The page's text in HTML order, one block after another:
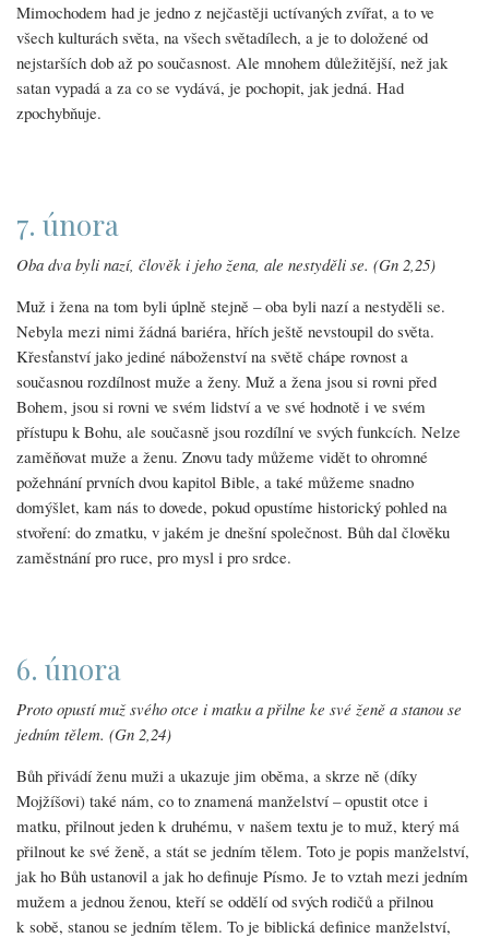
Mimochodem had je jedno z nejčastěji uctívaných zvířat, a to ve
všech kulturách světa, na všech světadílech, a je to doložené od
nejstarších dob až po současnost. Ale mnohem důležitější, než jak
satan vypadá a za co se vydává, je pochopit, jak jedná. Had
zpochybňuje.
7. února
Oba dva byli nazí, člověk i jeho žena, ale nestyděli se. (Gn 2,25)
Muž i žena na tom byli úplně stejně – oba byli nazí a nestyděli se.
Nebyla mezi nimi žádná bariéra, hřích ještě nevstoupil do světa.
Křesťanství jako jediné náboženství na světě chápe rovnost a
současnou rozdílnost muže a ženy. Muž a žena jsou si rovni před
Bohem, jsou si rovni ve svém lidství a ve své hodnotě i ve svém
přístupu k Bohu, ale současně jsou rozdílní ve svých funkcích. Nelze
zaměňovat muže a ženu. Znovu tady můžeme vidět to ohromné
požehnání prvních dvou kapitol Bible, a také můžeme snadno
domýšlet, kam nás to dovede, pokud opustíme historický pohled na
stvoření: do zmatku, v jakém je dnešní společnost. Bůh dal člověku
zaměstnání pro ruce, pro mysl i pro srdce.
6. února
Proto opustí muž svého otce i matku a přilne ke své ženě a stanou se
jedním tělem. (Gn 2,24)
Bůh přivádí ženu muži a ukazuje jim oběma, a skrze ně (díky
Mojžíšovi) také nám, co to znamená manželství – opustit otce i
matku, přilnout jeden k druhému, v našem textu je to muž, který má
přilnout ke své ženě, a stát se jedním tělem. Toto je popis manželství,
jak ho Bůh ustanovil a jak ho definuje Písmo. Je to vztah mezi jedním
mužem a jednou ženou, kteří se oddělí od svých rodičů a přilnou
k sobě, stanou se jedním tělem. To je biblická definice manželství,